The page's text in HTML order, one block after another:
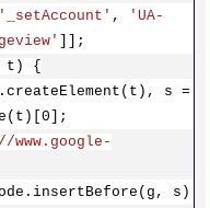
'_setAccount' ,
'UA-
]];
t) {
s =
www.google-
s)